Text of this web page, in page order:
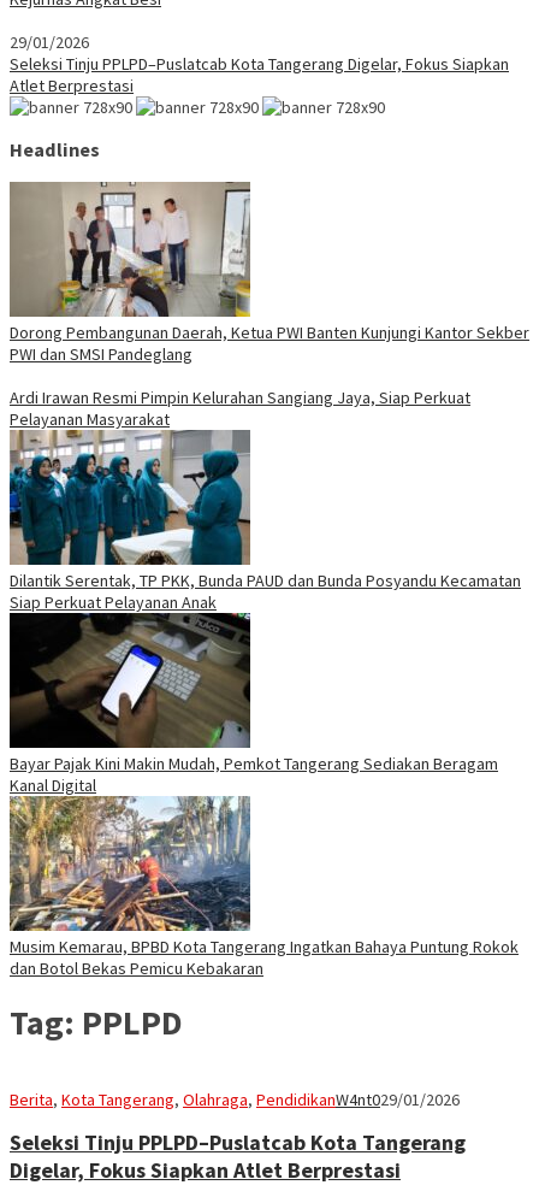
29/01/2026
Seleksi Tinju PPLPD–Puslatcab Kota Tangerang Digelar, Fokus Siapkan
Atlet Berprestasi
Headlines
Dorong Pembangunan Daerah, Ketua PWI Banten Kunjungi Kantor Sekber
PWI dan SMSI Pandeglang
Ardi Irawan Resmi Pimpin Kelurahan Sangiang Jaya, Siap Perkuat
Pelayanan Masyarakat
Dilantik Serentak, TP PKK, Bunda PAUD dan Bunda Posyandu Kecamatan
Siap Perkuat Pelayanan Anak
Bayar Pajak Kini Makin Mudah, Pemkot Tangerang Sediakan Beragam
Kanal Digital
Musim Kemarau, BPBD Kota Tangerang Ingatkan Bahaya Puntung Rokok
dan Botol Bekas Pemicu Kebakaran
Tag: PPLPD
Berita, Kota Tangerang, Olahraga, PendidikanW4nt029/01/2026
Seleksi Tinju PPLPD–Puslatcab Kota Tangerang
Digelar, Fokus Siapkan Atlet Berprestasi